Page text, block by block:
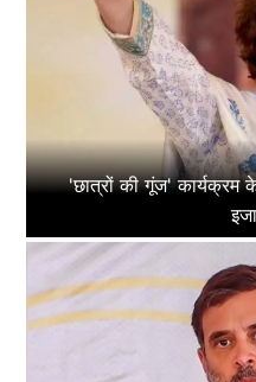
'छात्रों की गूंज' कार्यक्रम